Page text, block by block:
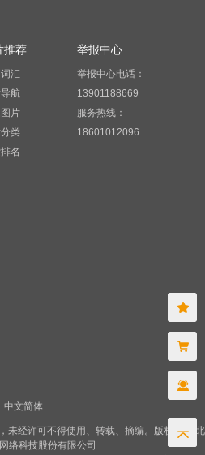
推荐
汇
航
片
类
名
举报中心
举报中心电话：
13901188669
服务热线：
18601012096
中文简体
未经许可不得使用、转载、摘编。版权所有 北
络科技股份有限公司